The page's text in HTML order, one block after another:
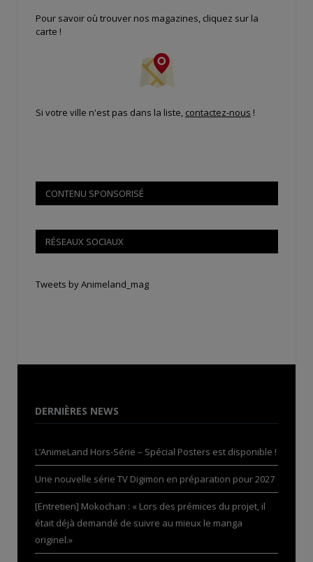
Pour savoir où trouver nos magazines, cliquez sur la
carte !
Si votre ville n'est pas dans la liste, contactez-nous !
CONTENU SPONSORISÉ
RÉSEAUX SOCIAUX
Tweets by Animeland_mag
DERNIÈRES NEWS
L’AnimeLand Hors-Série – Spécial Posters est disponible !
Une nouvelle série TV Digimon en préparation pour 2027
[Entretien] Mokochan : « Lors des prémices du projet, il
était déjà demandé de suivre au mieux le manga
originel.»